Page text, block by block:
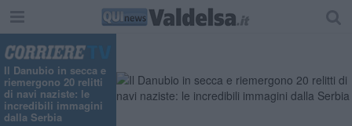
Il Danubio in secca e
riemergono 20 relitti
di navi naziste: le
incredibili immagini
dalla Serbia